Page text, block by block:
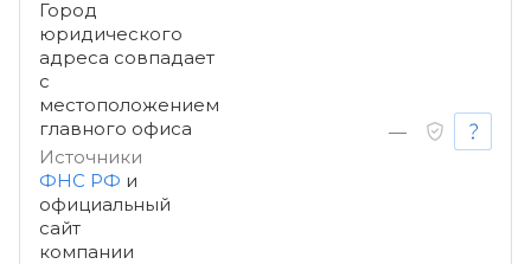
Город
юридического
адреса совпадает
с
местоположением
главного офиса
Источники
ФНС РФ и
официальный
сайт
компании
—